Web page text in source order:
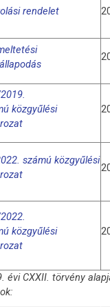
rendelet
közgyűlési
számú közgyűlési
közgyűlési
évi CXXII. törvény